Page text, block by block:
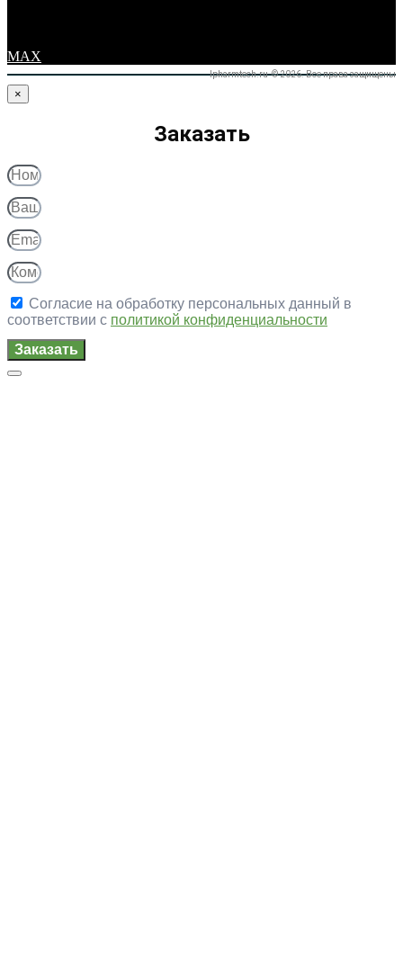
MAX
Ipharmtech.ru © 2026. Все права защищены
×
Заказать
Согласие на обработку персональных данный в
соответствии с политикой конфиденциальности
Заказать